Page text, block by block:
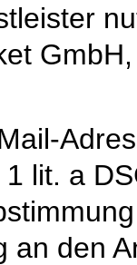
lit. a
an den